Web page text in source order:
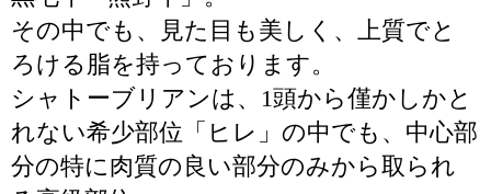
その中でも、見た目も美しく、上質でと
ろける脂を持っております。
シャトーブリアンは、1頭から僅かしかと
れない希少部位「ヒレ」の中でも、中心部
分の特に肉質の良い部分のみから取られ